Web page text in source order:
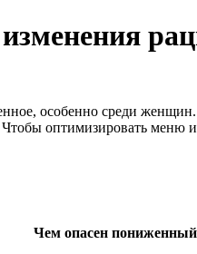
особенно среди
оптимизировать меню
Чем опасен пониженный